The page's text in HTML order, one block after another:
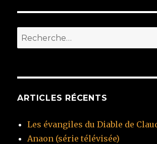
Recherche
pour
ARTICLES RÉCENTS
Les évangiles du Diable de
Anaon (série télévisée)